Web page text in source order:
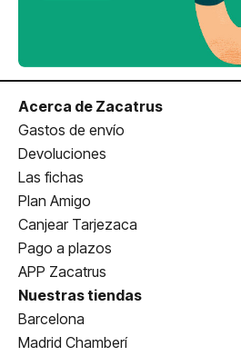
Acerca de Zacatrus
Gastos de envío
Devoluciones
Las fichas
Plan Amigo
Canjear Tarjezaca
Pago a plazos
APP Zacatrus
Nuestras tiendas
Barcelona
Madrid Chamberí